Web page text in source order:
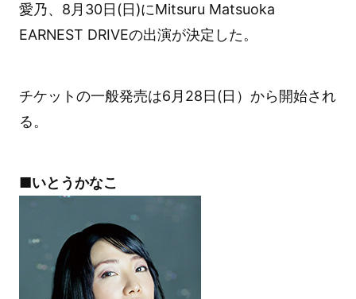
愛乃、8月30日(日)にMitsuru Matsuoka
EARNEST DRIVEの出演が決定した。
チケットの一般発売は6月28日(日）から開始され
る。
■いとうかなこ